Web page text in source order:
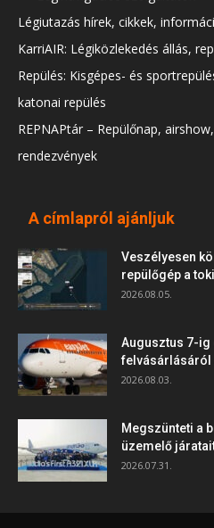
Légiutazás hírek, cikkek,
KarriAIR: Légiközlekedés állás,
Repülés: Kisgépes- és
katonai repülés
REPNAPtár – Repülőnap,
rendezvények
A címlapról ajánljuk
Veszélyesen
repülőgép a
2026.08.05.
Augusztus 7-ig
felvásárlásáról
2026.08.03.
Megszünteti a
üzemelő
2026.07.31.